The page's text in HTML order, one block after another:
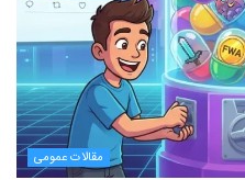
مقالات عمومی